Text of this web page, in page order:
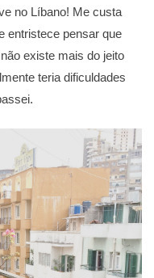
no Líbano! Me custa
entristece pensar que
existe mais do jeito
teria dificuldades